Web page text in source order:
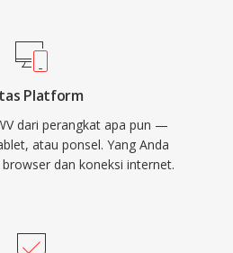
Platform
dari perangkat apa pun —
atau ponsel. Yang Anda
dan koneksi internet.